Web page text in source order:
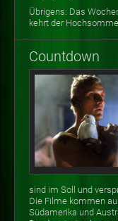
Übrigens: Das
kehrt der
Countdown
sind im Soll und
Die Filme kommen
Südamerika und